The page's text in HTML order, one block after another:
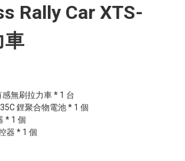
Rally Car XTS-
車
無刷拉力車 * 1 台
鋰聚合物電池 * 1 個
* 1 個
器 * 1 個